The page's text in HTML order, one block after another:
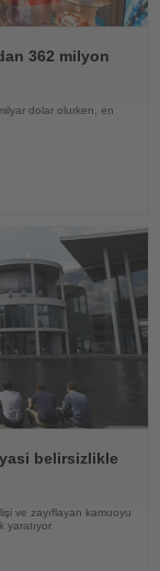
362 milyon
dolar olurken, en
belirsizlikle
ve zayıflayan kamuoyu
yaratıyor